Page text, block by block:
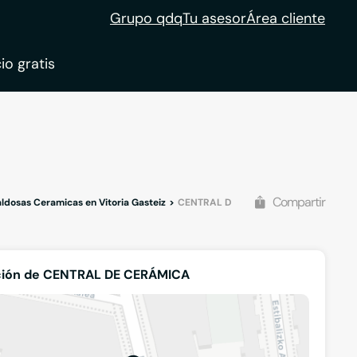
Grupo qdqTu asesorÁrea cliente
gratis
Ceramicas en Vitoria Gasteiz CENTRAL DE CERÁMICACompartir
de CENTRAL DE CERÁMICA